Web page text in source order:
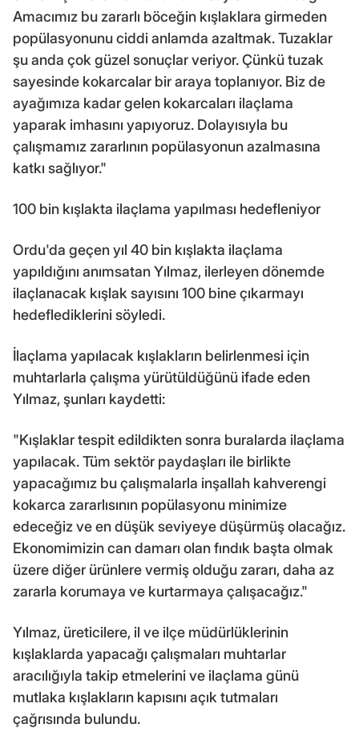
Amacımız bu zararlı böceğin kışlaklara girmeden
popülasyonunu ciddi anlamda azaltmak. Tuzaklar
şu anda çok güzel sonuçlar veriyor. Çünkü tuzak
sayesinde kokarcalar bir araya toplanıyor. Biz de
ayağımıza kadar gelen kokarcaları ilaçlama
yaparak imhasını yapıyoruz. Dolayısıyla bu
çalışmamız zararlının popülasyonun azalmasına
katkı sağlıyor."
100 bin kışlakta ilaçlama yapılması hedefleniyor
Ordu'da geçen yıl 40 bin kışlakta ilaçlama
yapıldığını anımsatan Yılmaz, ilerleyen dönemde
ilaçlanacak kışlak sayısını 100 bine çıkarmayı
hedeflediklerini söyledi.
İlaçlama yapılacak kışlakların belirlenmesi için
muhtarlarla çalışma yürütüldüğünü ifade eden
Yılmaz, şunları kaydetti:
"Kışlaklar tespit edildikten sonra buralarda ilaçlama
yapılacak. Tüm sektör paydaşları ile birlikte
yapacağımız bu çalışmalarla inşallah kahverengi
kokarca zararlısının popülasyonu minimize
edeceğiz ve en düşük seviyeye düşürmüş olacağız.
Ekonomimizin can damarı olan fındık başta olmak
üzere diğer ürünlere vermiş olduğu zararı, daha az
zararla korumaya ve kurtarmaya çalışacağız."
Yılmaz, üreticilere, il ve ilçe müdürlüklerinin
kışlaklarda yapacağı çalışmaları muhtarlar
aracılığıyla takip etmelerini ve ilaçlama günü
mutlaka kışlakların kapısını açık tutmaları
çağrısında bulundu.